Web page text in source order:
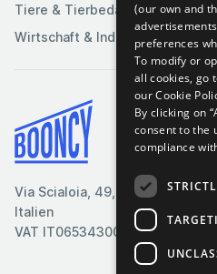
Tiere & Tierbedarf
Wirtschaft & Industrie
Via Scialoia, 49, Florenz,
Italien
VAT IT06534300485
(our own and
preferences
To modify or
all cookies, go
our Cookie
By clicking on
consent to the
compliance